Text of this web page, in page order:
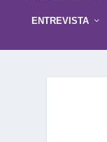
ENTREVISTA